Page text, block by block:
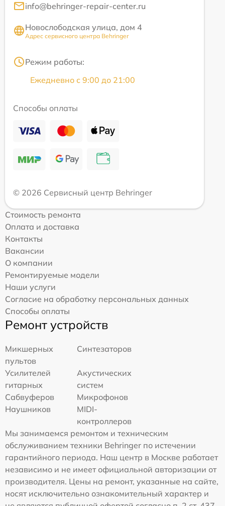
info@behringer-repair-center.ru
Новослободская улица, дом 4
Адрес сервисного центра Behringer
Режим работы:
Ежедневно с 9:00 до 21:00
Способы оплаты
© 2026 Сервисный центр Behringer
Стоимость ремонта
Оплата и доставка
Контакты
Вакансии
О компании
Ремонтируемые модели
Наши услуги
Согласие на обработку персональных данных
Способы оплаты
Ремонт устройств
Микшерных
пультов
Синтезаторов
Усилителей
гитарных
Акустических
систем
Сабвуферов
Микрофонов
Наушников
MIDI-
контроллеров
Мы занимаемся ремонтом и техническим
обслуживанием техники Behringer по истечении
гарантийного периода. Наш центр в Москве работает
независимо и не имеет официальной авторизации от
производителя. Цены на ремонт, указанные на сайте,
носят исключительно ознакомительный характер и